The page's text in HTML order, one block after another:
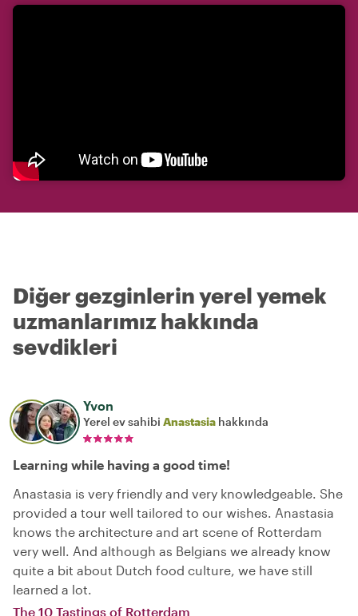
Diğer gezginlerin yerel yemek
uzmanlarımız hakkında
sevdikleri
Yvon
Yerel ev sahibi Anastasia hakkında
Learning while having a good time!
Anastasia is very friendly and very knowledgeable. She
provided a tour well tailored to our wishes. Anastasia
knows the architecture and art scene of Rotterdam
very well. And although as Belgians we already know
quite a bit about Dutch food culture, we have still
learned a lot.
The 10 Tastings of Rotterdam